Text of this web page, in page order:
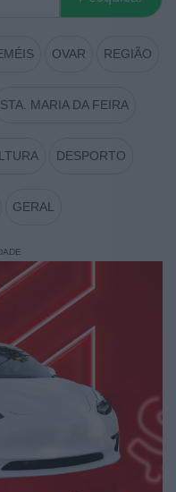
OVAR REGIÃO
STA. MARIA DA FEIRA
DESPORTO
GERAL